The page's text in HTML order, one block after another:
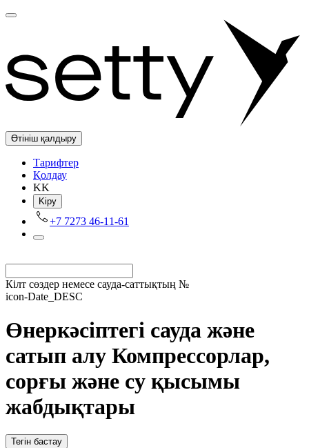
Өтініш қалдыру
Tарифтер
Қолдау
KK
Kіру
+7 7273 46-11-61
Кілт сөздер немесе сауда-саттықтың №
icon-Date_DESC
Өнеркәсіптегі сауда және
сатып алу Компрессорлар,
сорғы және су қысымы
жабдықтары
Тегін бастау